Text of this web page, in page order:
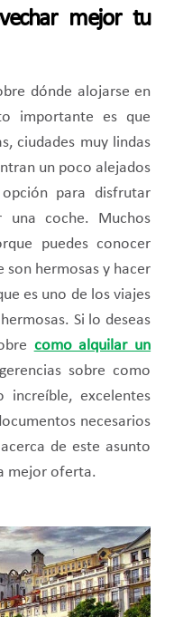
mejor tu
dónde alojarse en
importante es que
ciudades muy lindas
un poco alejados
para disfrutar
coche. Muchos
puedes conocer
son hermosas y hacer
es uno de los viajes
Si lo deseas
como alquilar un
sobre como
excelentes
necesarios
de este asunto
mejor oferta.